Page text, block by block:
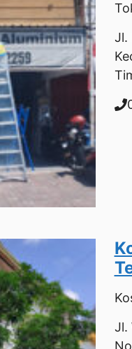
Jl.
Jl.